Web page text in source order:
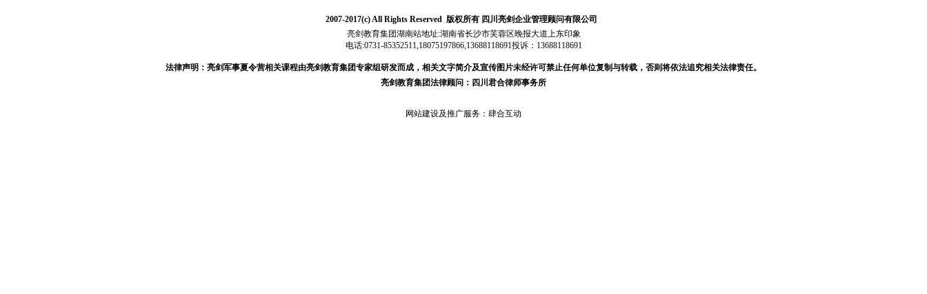
2007-2017(c) All Rights Reserved 版权所有 四川亮剑企业管理顾问有限公司
亮剑教育集团湖南站地址:湖南省长沙市芙蓉区晚报大道上东印象
电话:0731-85352511,18075197866,13688118691投诉：13688118691
法律声明：亮剑军事夏令营相关课程由亮剑教育集团专家组研发而成，相关文字简介及宣传图片未经许可禁止任何单位复制与转载，否则将依法追究相关法律责任。
亮剑教育集团法律顾问：四川君合律师事务所
网站建设及推广服务： 肆合互动